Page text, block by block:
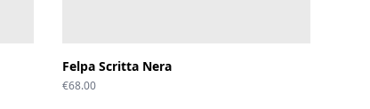
Felpa Scritta Nera
€68.00